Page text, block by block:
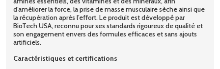
d’améliorer la force, la prise de masse musculaire sèche ainsi que
la récupération après l’effort. Le produit est développé par
BioTech USA, reconnu pour ses standards rigoureux de qualité et
son engagement envers des formules efficaces et sans ajouts
artificiels.
Caractéristiques et certifications